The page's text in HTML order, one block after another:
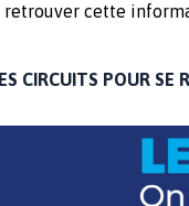
retrouver cette
CIRCUITS POUR